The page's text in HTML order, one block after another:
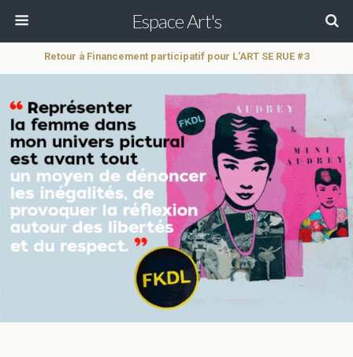
Espace Art's
Retour à Financement participatif pour L’ART SE RUE #3